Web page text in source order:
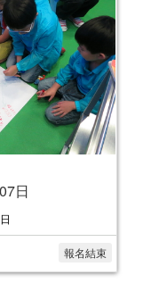
日
報名結束